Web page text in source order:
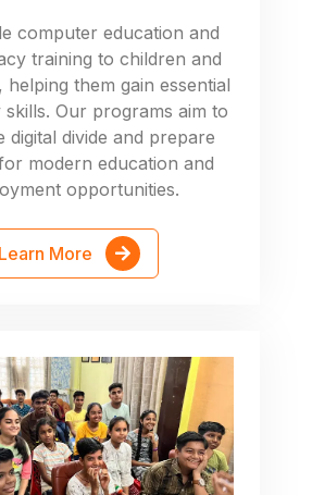
computer education and
training to children and
helping them gain essential
Our programs aim to
digital divide and prepare
modern education and
opportunities.
Learn More